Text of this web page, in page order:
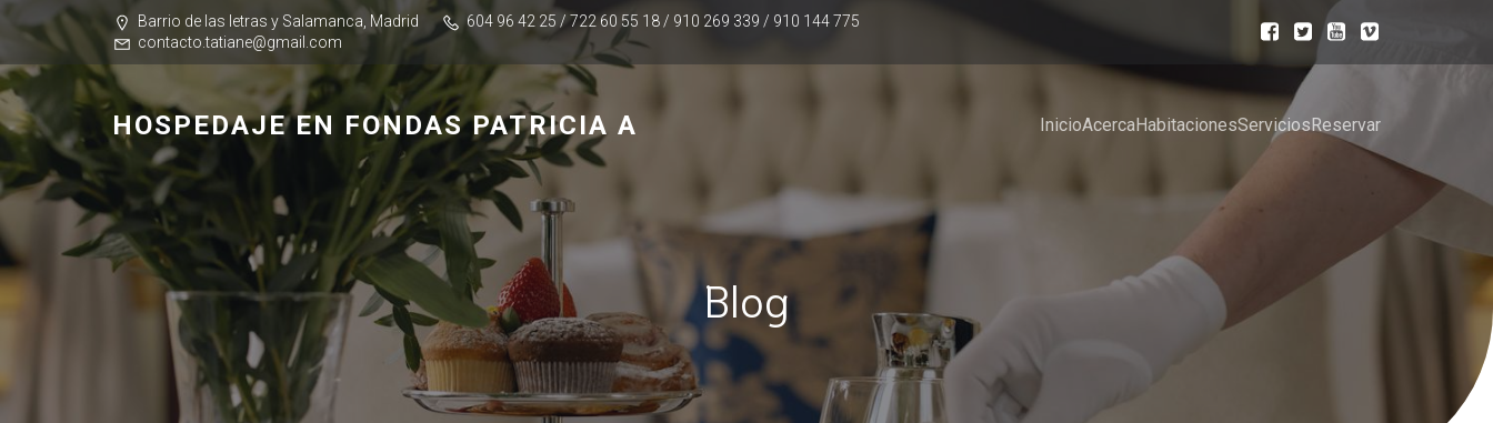
Barrio de las letras y Salamanca, Madrid
604 96 42 25 / 722 60 55 18 / 910 269 339 / 910 144 775
contacto.tatiane@gmail.com
HOSPEDAJE EN FONDAS PATRICIA A InicioAcercaHabitacionesServiciosReservar
Blog